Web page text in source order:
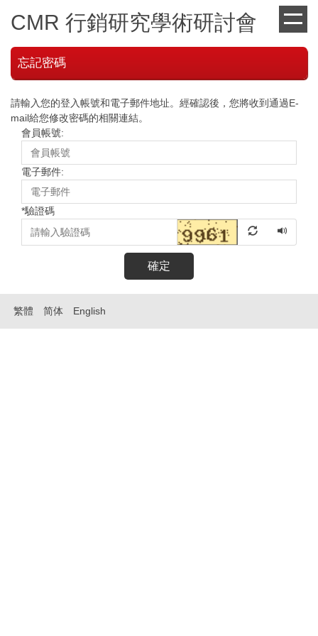
到
容
區
CMR 行銷研究學術研討會
忘記密碼
請輸入您的登入帳號和電子郵件地址。經確認後，您將收到通過E-
mail給您修改密碼的相關連結。
會員帳號:
電子郵件:
*驗證碼
確定
繁體 简体 English